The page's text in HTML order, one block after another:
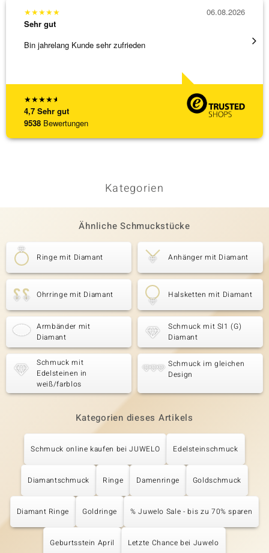
★★★★★
4,7 Sehr gut
9538 Bewertungen
★★★★★
Sehr gut
Bin jahrelang Kunde sehr zufrieden
06.08.2026
Kategorien
Ähnliche Schmuckstücke
Ringe mit Diamant Anhänger mit Diamant
Ohrringe mit Diamant Halsketten mit Diamant
Armbänder mit
Diamant
Schmuck mit SI1 (G)
Diamant
Schmuck mit
Edelsteinen in
weiß/farblos
Schmuck im gleichen
Design
Kategorien dieses Artikels
Schmuck online kaufen bei JUWELO Edelsteinschmuck
Diamantschmuck Ringe Damenringe Goldschmuck
Diamant Ringe Goldringe % Juwelo Sale - bis zu 70% sparen
Geburtsstein April Letzte Chance bei Juwelo